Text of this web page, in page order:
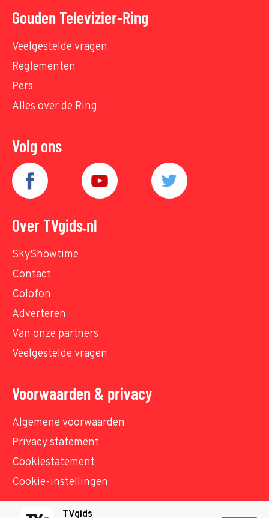
Gouden Televizier-Ring
Veelgestelde vragen
Reglementen
Pers
Alles over de Ring
Volg ons
Over TVgids.nl
SkyShowtime
Contact
Colofon
Adverteren
Van onze partners
Veelgestelde vragen
Voorwaarden & privacy
Algemene voorwaarden
Privacy statement
Cookiestatement
Cookie-instellingen
TVgids